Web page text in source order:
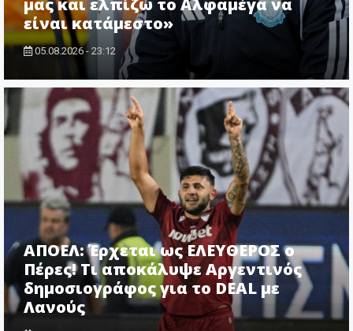
είναι κατάμεστο»
05.08.2026 - 23:12
ΑΠΟΕΛ: Έρχεται ως ΕΛΕΥΘΕΡΟΣ ο
Πέρες! Τι αποκάλυψε Αργεντινός
δημοσιογράφος για το DEAL με
Λανούς